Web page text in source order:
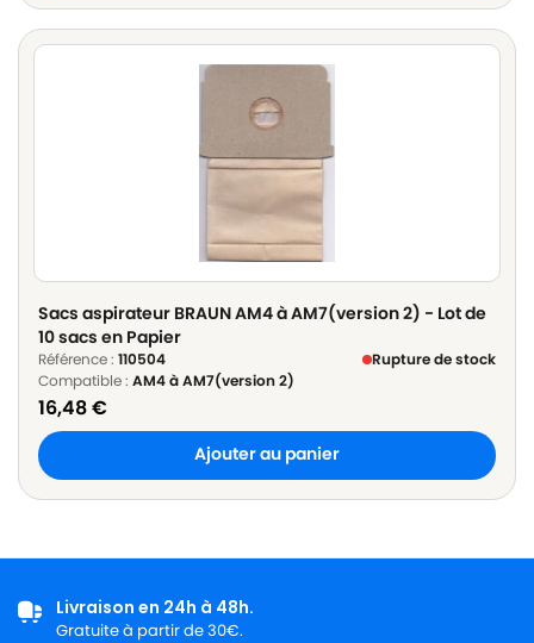
Sacs aspirateur BRAUN AM4 à AM7(version 2) - Lot de
10 sacs en Papier
Référence : 110504
Rupture de stock
Compatible : AM4 à AM7(version 2)
16,48€
Ajouter au panier
Livraison en 24h à 48h.
Gratuite à partir de 30€.